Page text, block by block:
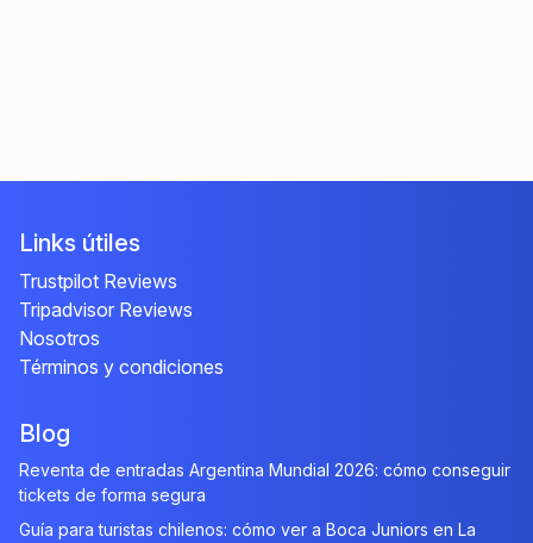
Links útiles
Trustpilot Reviews
Tripadvisor Reviews
Nosotros
Términos y condiciones
Blog
Reventa de entradas Argentina Mundial 2026: cómo conseguir
tickets de forma segura
Guía para turistas chilenos: cómo ver a Boca Juniors en La